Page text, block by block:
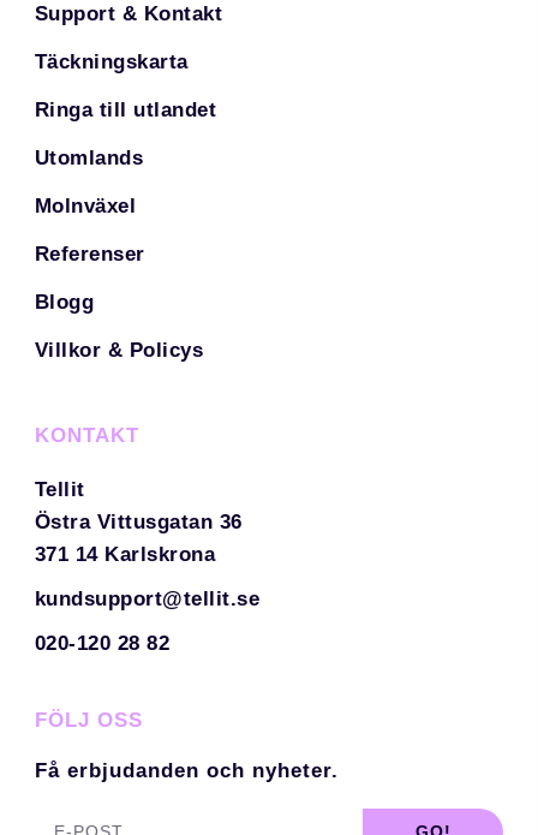
Support & Kontakt
Täckningskarta
Ringa till utlandet
Utomlands
Molnväxel
Referenser
Blogg
Villkor & Policys
KONTAKT
Tellit
Östra Vittusgatan 36
371 14 Karlskrona
kundsupport@tellit.se
020-120 28 82
FÖLJ OSS
Få erbjudanden och nyheter.